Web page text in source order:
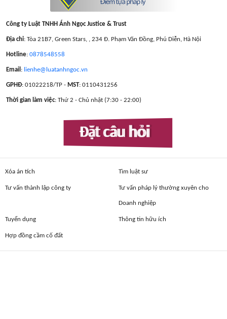
Công ty Luật TNHH Ánh Ngọc Justice & Trust
Địa chỉ: Tòa 21B7, Green Stars, , 234 Đ. Phạm Văn Đồng, Phú Diễn, Hà Nội
Hotline: 0878548558
Email : lienhe@luatanhngoc.vn
GPHĐ: 01022218/TP - MST: 0110431256
Thời gian làm việc: Thứ 2 - Chủ nhật (7:30 - 22:00)
Đặt câu hỏi
Xóa án tích Tìm luật sư
Tư vấn thành lập công ty Tư vấn pháp lý thường xuyên cho
Doanh nghiệp
Tuyển dụng Thông tin hữu ích
Hợp đồng cầm cố đất